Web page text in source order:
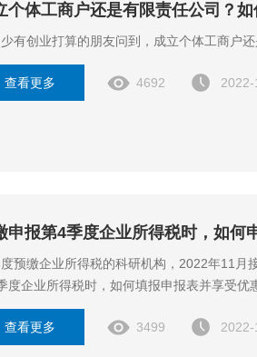
个体工商户还是有限责任公司？如
有创业打算的朋友问到，成立个体工商户
查看更多 4692 2022-
申报第4季度企业所得税时，如何
预缴企业所得税的科研机构，2022年11月
度企业所得税时，如何填报申报表并享受优
查看更多 3499 2022-